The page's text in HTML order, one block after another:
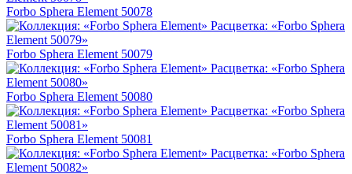
Forbo Sphera Element 50078
Forbo Sphera Element 50079
Forbo Sphera Element 50080
Forbo Sphera Element 50081